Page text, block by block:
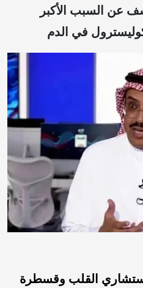
يكشف عن السبب الأكبر
في الدم
القلب وقسطرة